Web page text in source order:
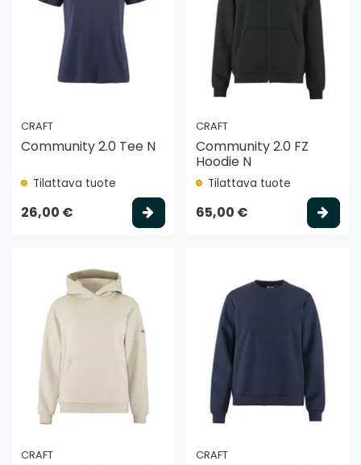
CRAFT
Community 2.0 Tee N
Tilattava tuote
26,00 € Valitse vaihtoehto
CRAFT
Community 2.0 FZ
Hoodie N
Tilattava tuote
65,00 €
CRAFT CRAFT